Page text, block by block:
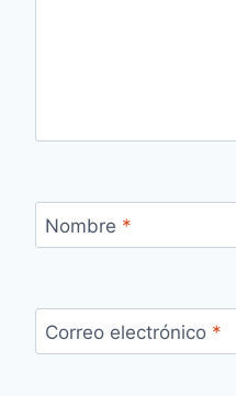
Nombre *
Correo electrónico *